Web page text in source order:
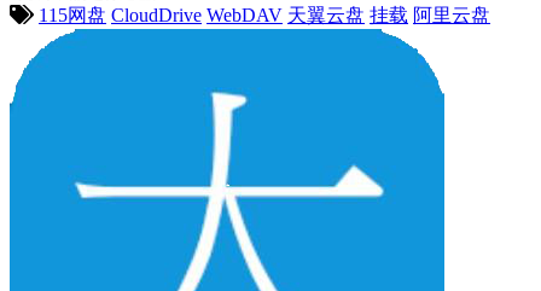
115网盘 CloudDrive WebDAV 天翼云盘 挂载 阿里云盘